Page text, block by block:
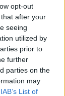
opt-out
after your
seeing
utilized by
prior to
further
parties on the
may
IAB’s List of